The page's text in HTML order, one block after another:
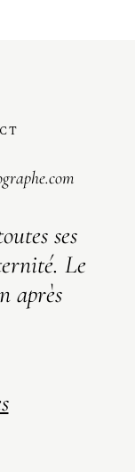
ses
Le
après